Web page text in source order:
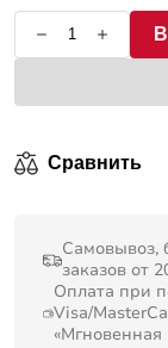
Сравнить
Самовывоз,
заказов от
Оплата при
Visa/
«Мгновенная